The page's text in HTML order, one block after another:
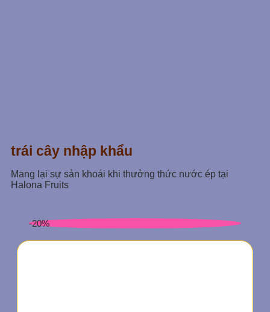
trái cây nhập khẩu
Mang lại sự sản khoái khi thưởng thức nước ép tại
Halona Fruits
-20%